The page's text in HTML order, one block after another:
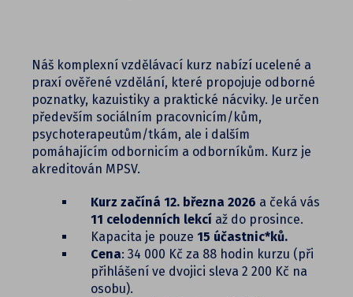
Náš komplexní vzdělávací kurz nabízí ucelené a
praxí ověřené vzdělání, které propojuje odborné
poznatky, kazuistiky a praktické nácviky. Je určen
především sociálním pracovnicím/kům,
psychoterapeutům/tkám, ale i dalším
pomáhajícím odbornicím a odborníkům. Kurz je
akreditován MPSV.
Kurz začíná 12. března 2026 a čeká vás
11 celodenních lekcí až do prosince.
Kapacita je pouze15 účastnic*ků.
Cena: 34 000 Kč za 88 hodin kurzu (při
přihlášení ve dvojici sleva 2 200 Kč na
osobu).